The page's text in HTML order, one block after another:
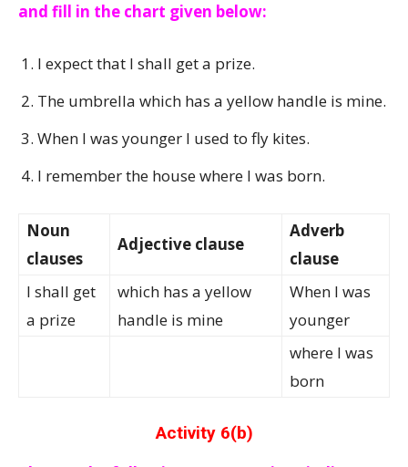
and fill in the chart given below:
I expect that I shall get a prize.
The umbrella which has a yellow handle is mine.
When I was younger I used to fly kites.
I remember the house where I was born.
Noun
clauses
Adjective clause
Adverb
clause
I shall get
a prize
which has a yellow
handle is mine
When I was
younger
where I was
born
Activity 6(b)